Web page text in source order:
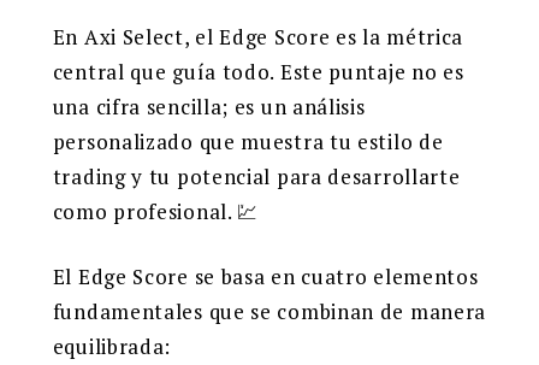
En Axi Select, el Edge Score es la métrica
central que guía todo. Este puntaje no es
una cifra sencilla; es un análisis
personalizado que muestra tu estilo de
trading y tu potencial para desarrollarte
como profesional. 💹
El Edge Score se basa en cuatro elementos
fundamentales que se combinan de manera
equilibrada: